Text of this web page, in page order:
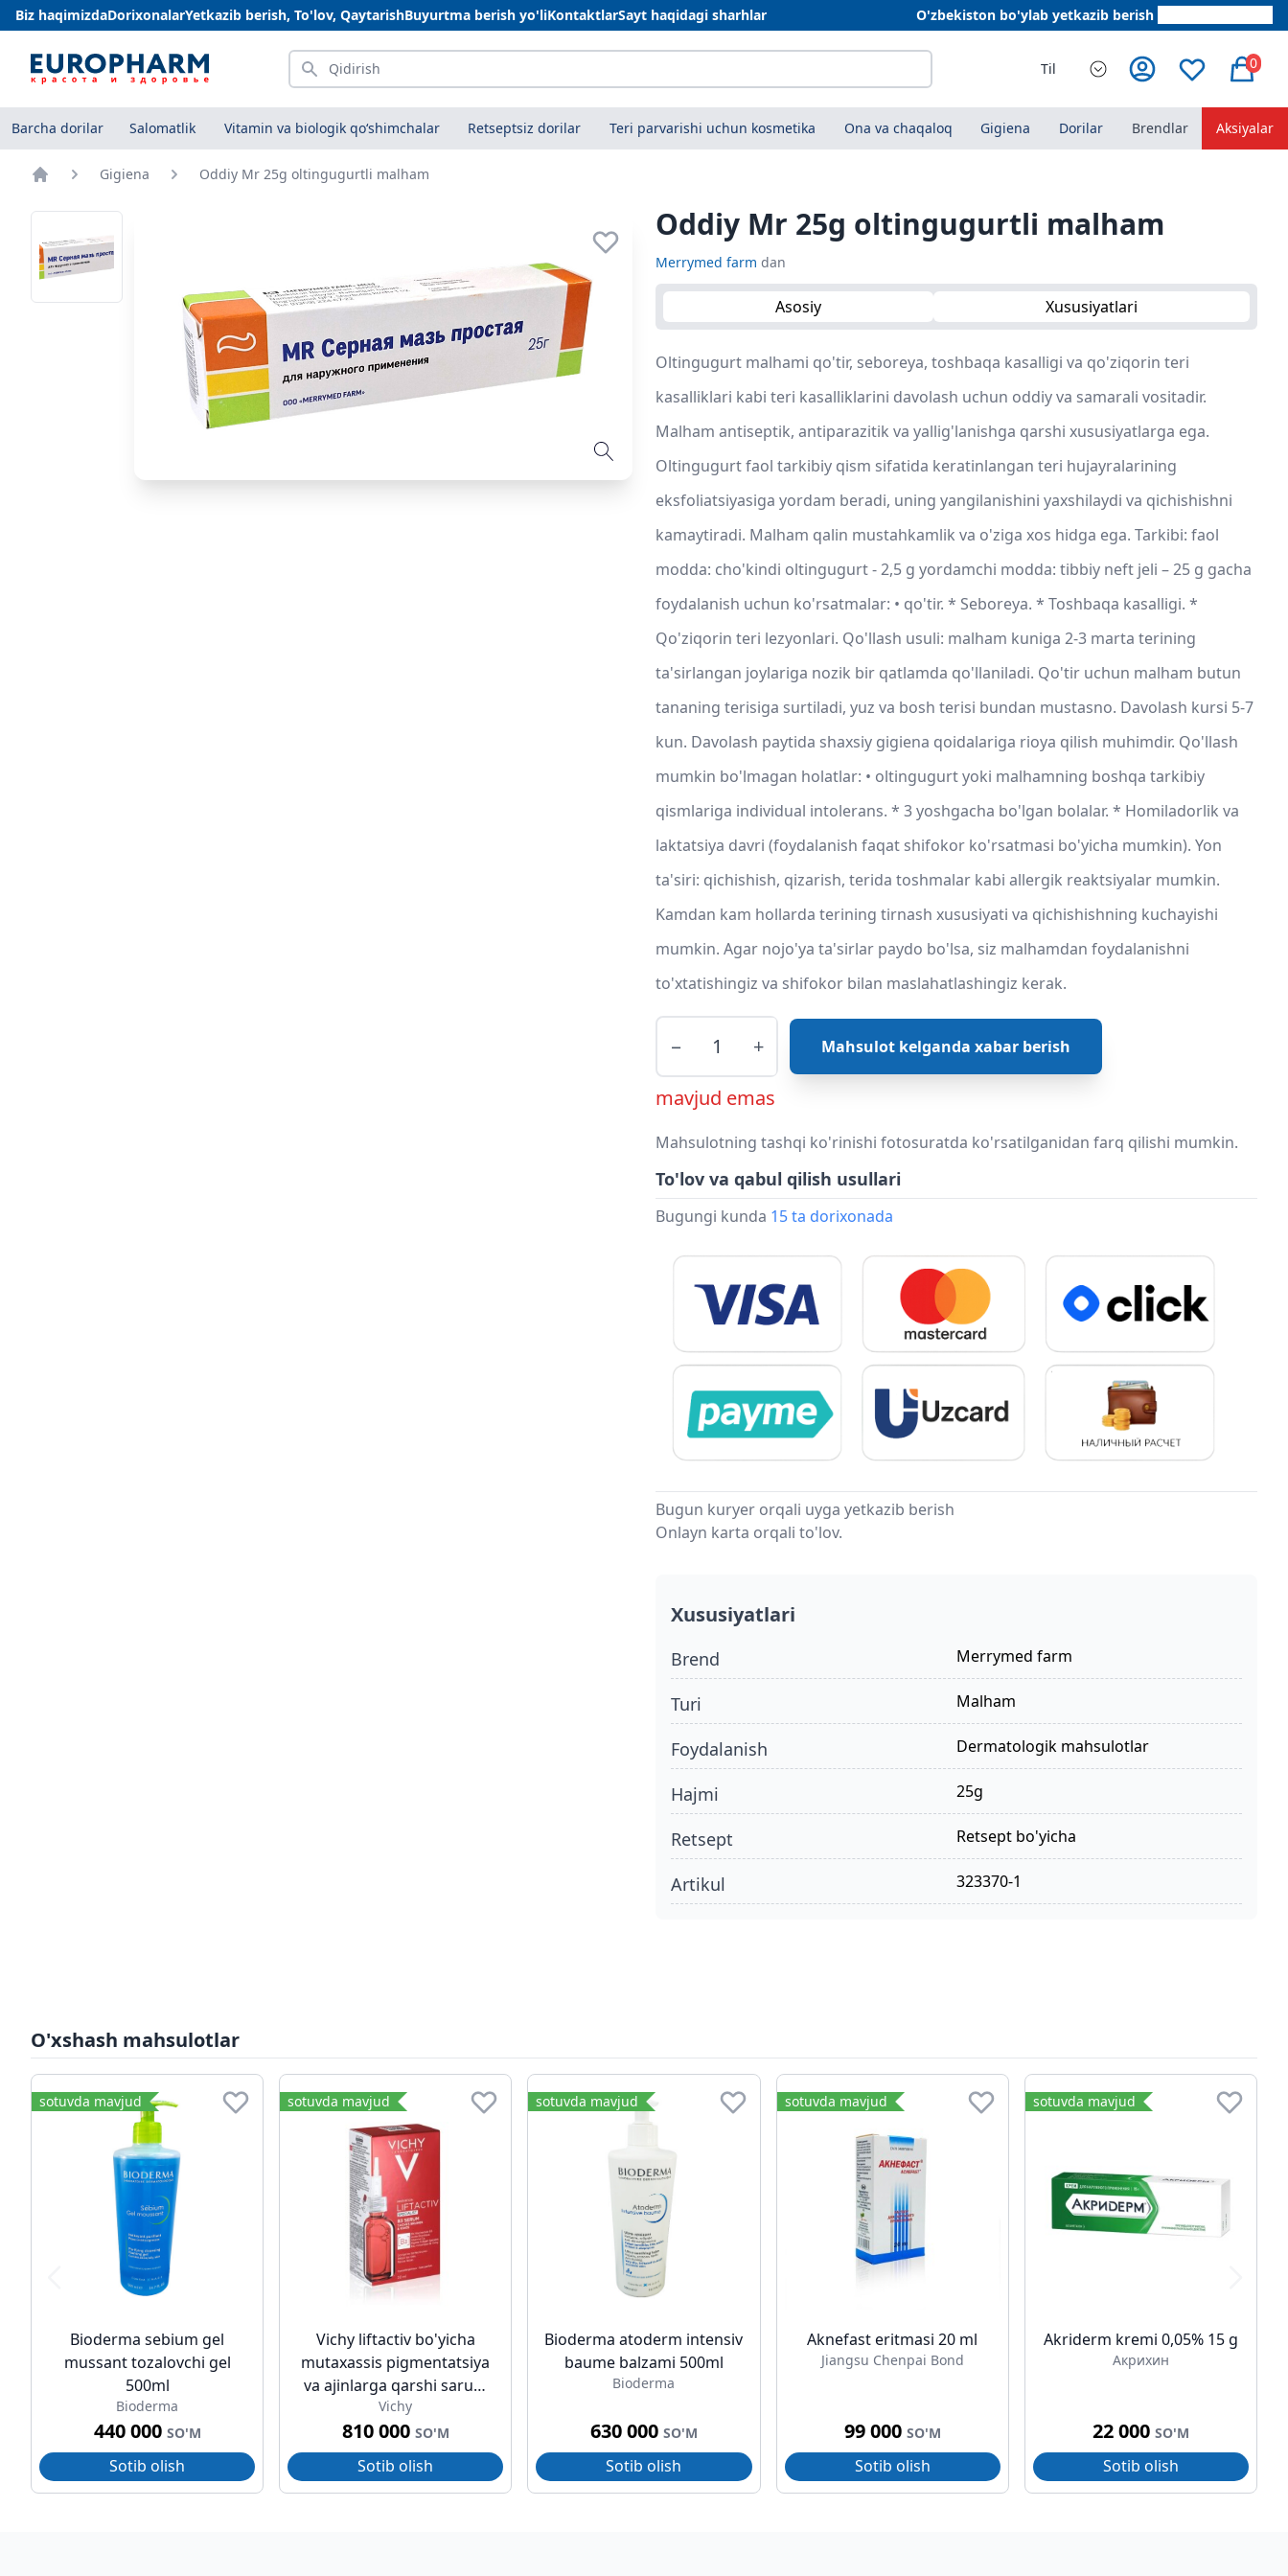
Biz haqimizdaDorixonalarYetkazib berish, To'lov, QaytarishBuyurtma berish yo'liKontaktlarSayt haqidagi sharhlar O'zbekiston bo'ylab yetkazib berish
Qidirish Til 0
Barcha dorilar Salomatlik Vitamin va biologik qo‘shimchalar Retseptsiz dorilar Teri parvarishi uchun kosmetika Ona va chaqaloq Gigiena Dorilar Brendlar Aksiyalar
Gigiena Oddiy Mr 25g oltingugurtli malham
Oddiy Mr 25g oltingugurtli malham
Merrymed farm dan
Asosiy Xususiyatlari
Oltingugurt malhami qo'tir, seboreya, toshbaqa kasalligi va qo'ziqorin teri
kasalliklari kabi teri kasalliklarini davolash uchun oddiy va samarali vositadir.
Malham antiseptik, antiparazitik va yallig'lanishga qarshi xususiyatlarga ega.
Oltingugurt faol tarkibiy qism sifatida keratinlangan teri hujayralarining
eksfoliatsiyasiga yordam beradi, uning yangilanishini yaxshilaydi va qichishishni
kamaytiradi. Malham qalin mustahkamlik va o'ziga xos hidga ega. Tarkibi: faol
modda: cho'kindi oltingugurt - 2,5 g yordamchi modda: tibbiy neft jeli – 25 g gacha
foydalanish uchun ko'rsatmalar: • qo'tir. * Seboreya. * Toshbaqa kasalligi. *
Qo'ziqorin teri lezyonlari. Qo'llash usuli: malham kuniga 2-3 marta terining
ta'sirlangan joylariga nozik bir qatlamda qo'llaniladi. Qo'tir uchun malham butun
tananing terisiga surtiladi, yuz va bosh terisi bundan mustasno. Davolash kursi 5-7
kun. Davolash paytida shaxsiy gigiena qoidalariga rioya qilish muhimdir. Qo'llash
mumkin bo'lmagan holatlar: • oltingugurt yoki malhamning boshqa tarkibiy
qismlariga individual intolerans. * 3 yoshgacha bo'lgan bolalar. * Homiladorlik va
laktatsiya davri (foydalanish faqat shifokor ko'rsatmasi bo'yicha mumkin). Yon
ta'siri: qichishish, qizarish, terida toshmalar kabi allergik reaktsiyalar mumkin.
Kamdan kam hollarda terining tirnash xususiyati va qichishishning kuchayishi
mumkin. Agar nojo'ya ta'sirlar paydo bo'lsa, siz malhamdan foydalanishni
to'xtatishingiz va shifokor bilan maslahatlashingiz kerak.
− + Mahsulot kelganda xabar berish
mavjud emas
Mahsulotning tashqi ko'rinishi fotosuratda ko'rsatilganidan farq qilishi mumkin.
To'lov va qabul qilish usullari
Bugungi kunda 15 ta dorixonada
Bugun kuryer orqali uyga yetkazib berish
Onlayn karta orqali to'lov.
Xususiyatlari
Brend Merrymed farm
turi malham
foydalanish dermatologik mahsulotlar
hajmi 25g
retsept retsept bo'yicha
Artikul 323370-1
O'xshash mahsulotlar
sotuvda mavjud
Bioderma sebium gel
mussant tozalovchi gel
500ml
Bioderma
440 000 SO'M
Sotib olish
sotuvda mavjud
Vichy liftactiv bo'yicha
mutaxassis pigmentatsiya
va ajinlarga qarshi sarum
vitamin b3 30ml
Vichy
810 000 SO'M
Sotib olish
sotuvda mavjud
Bioderma atoderm intensiv
baume balzami 500ml
Bioderma
630 000 SO'M
Sotib olish
sotuvda mavjud
Aknefast eritmasi 20 ml
Jiangsu Chenpai Bond
99 000 SO'M
Sotib olish
sotuvda mavjud
Akriderm kremi 0,05% 15 g
Акрихин
22 000 SO'M
Sotib olish